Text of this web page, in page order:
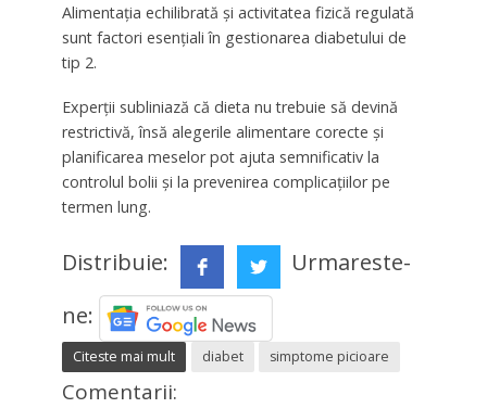
Alimentația echilibrată și activitatea fizică regulată
sunt factori esențiali în gestionarea diabetului de
tip 2.
Experții subliniază că dieta nu trebuie să devină
restrictivă, însă alegerile alimentare corecte și
planificarea meselor pot ajuta semnificativ la
controlul bolii și la prevenirea complicațiilor pe
termen lung.
Distribuie:
Urmareste-
ne:
Citeste mai mult diabet simptome picioare
Comentarii: